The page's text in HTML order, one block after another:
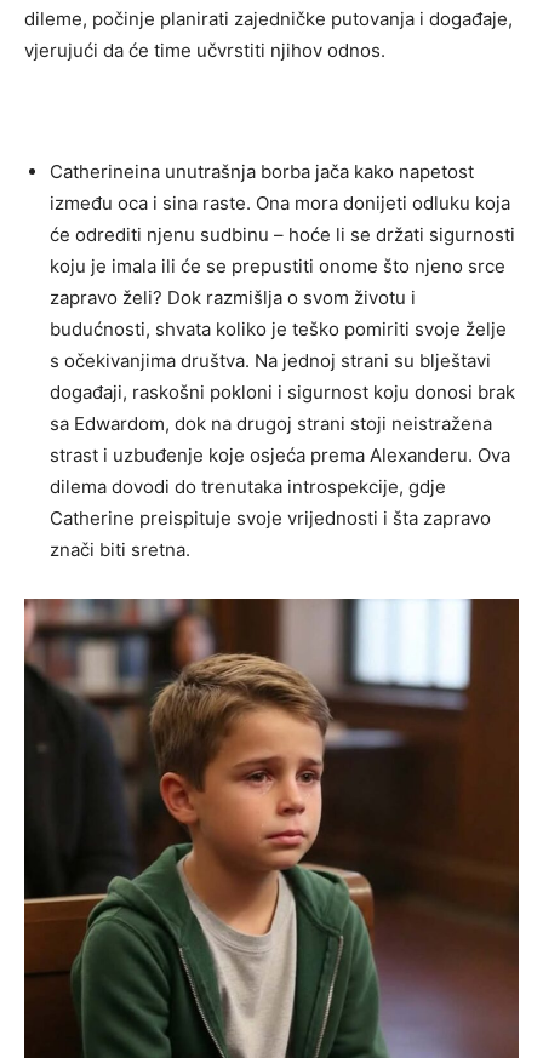
dileme, počinje planirati zajedničke putovanja i događaje,
vjerujući da će time učvrstiti njihov odnos.
Catherineina unutrašnja borba jača kako napetost
između oca i sina raste. Ona mora donijeti odluku koja
će odrediti njenu sudbinu – hoće li se držati sigurnosti
koju je imala ili će se prepustiti onome što njeno srce
zapravo želi? Dok razmišlja o svom životu i
budućnosti, shvata koliko je teško pomiriti svoje želje
s očekivanjima društva. Na jednoj strani su blještavi
događaji, raskošni pokloni i sigurnost koju donosi brak
sa Edwardom, dok na drugoj strani stoji neistražena
strast i uzbuđenje koje osjeća prema Alexanderu. Ova
dilema dovodi do trenutaka introspekcije, gdje
Catherine preispituje svoje vrijednosti i šta zapravo
znači biti sretna.